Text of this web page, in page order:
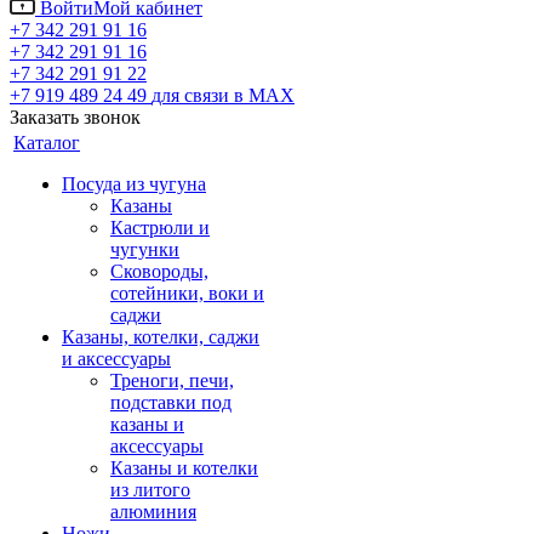
ВойтиМой кабинет
+7 342 291 91 16
+7 342 291 91 16
+7 342 291 91 22
+7 919 489 24 49 для связи в МАХ
Заказать звонок
Каталог
Посуда из чугуна
Казаны
Кастрюли и
чугунки
Сковороды,
сотейники, воки и
саджи
Казаны, котелки, саджи
и аксессуары
Треноги, печи,
подставки под
казаны и
аксессуары
Казаны и котелки
из литого
алюминия